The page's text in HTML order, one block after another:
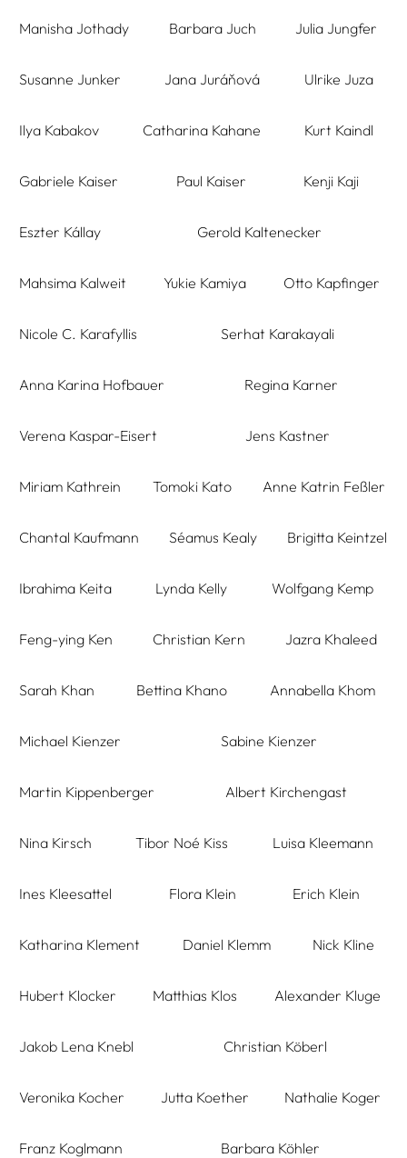
Manisha Jothady Barbara Juch Julia Jungfer
Susanne Junker Jana Juráňová Ulrike Juza
Ilya Kabakov Catharina Kahane Kurt Kaindl
Gabriele Kaiser Paul Kaiser Kenji Kaji
Eszter Kállay Gerold Kaltenecker
Mahsima Kalweit Yukie Kamiya Otto Kapfinger
Nicole C. Karafyllis Serhat Karakayali
Anna Karina Hofbauer Regina Karner
Verena Kaspar-Eisert Jens Kastner
Miriam Kathrein Tomoki Kato Anne Katrin Feßler
Chantal Kaufmann Séamus Kealy Brigitta Keintzel
Ibrahima Keita Lynda Kelly Wolfgang Kemp
Feng-ying Ken Christian Kern Jazra Khaleed
Sarah Khan Bettina Khano Annabella Khom
Michael Kienzer Sabine Kienzer
Martin Kippenberger Albert Kirchengast
Nina Kirsch Tibor Noé Kiss Luisa Kleemann
Ines Kleesattel Flora Klein Erich Klein
Katharina Klement Daniel Klemm Nick Kline
Hubert Klocker Matthias Klos Alexander Kluge
Jakob Lena Knebl Christian Köberl
Veronika Kocher Jutta Koether Nathalie Koger
Franz Koglmann Barbara Köhler